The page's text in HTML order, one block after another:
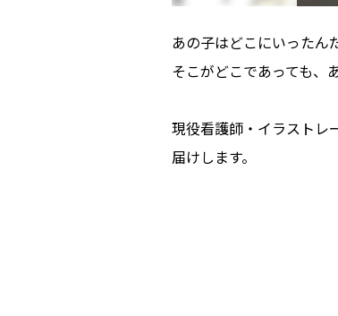
あの子はどこにいったん
そこがどこであっても、
現役看護師・イラストレ
届けします。